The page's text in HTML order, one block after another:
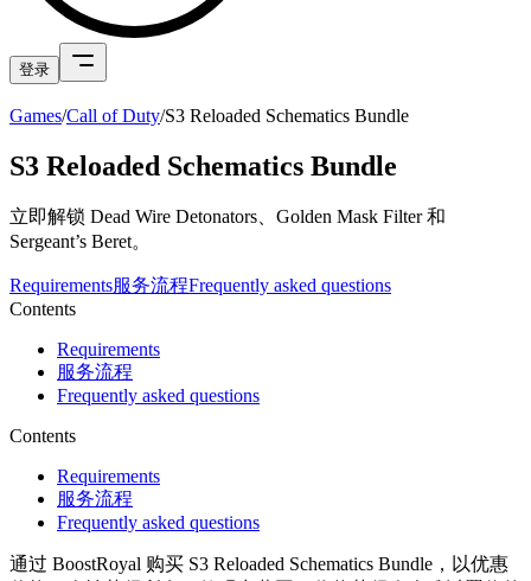
登录
Games/Call of Duty/S3 Reloaded Schematics Bundle
S3 Reloaded Schematics Bundle
立即解锁 Dead Wire Detonators、Golden Mask Filter 和
Sergeant’s Beret。
Requirements服务流程Frequently asked questions
Contents
Requirements
服务流程
Frequently asked questions
Contents
Requirements
服务流程
Frequently asked questions
通过 BoostRoyal 购买 S3 Reloaded Schematics Bundle，以优惠